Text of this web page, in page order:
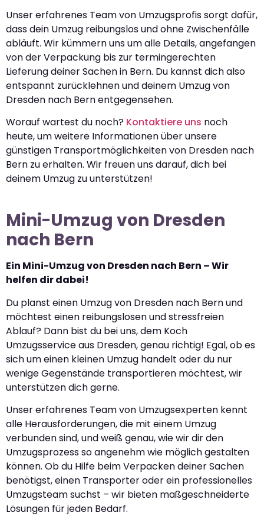
Unser erfahrenes Team von Umzugsprofis sorgt dafür,
dass dein Umzug reibungslos und ohne Zwischenfälle
abläuft. Wir kümmern uns um alle Details, angefangen
von der Verpackung bis zur termingerechten
Lieferung deiner Sachen in Bern. Du kannst dich also
entspannt zurücklehnen und deinem Umzug von
Dresden nach Bern entgegensehen.
Worauf wartest du noch? Kontaktiere uns noch
heute, um weitere Informationen über unsere
günstigen Transportmöglichkeiten von Dresden nach
Bern zu erhalten. Wir freuen uns darauf, dich bei
deinem Umzug zu unterstützen!
Mini-Umzug von Dresden
nach Bern
Ein Mini-Umzug von Dresden nach Bern – Wir
helfen dir dabei!
Du planst einen Umzug von Dresden nach Bern und
möchtest einen reibungslosen und stressfreien
Ablauf? Dann bist du bei uns, dem Koch
Umzugsservice aus Dresden, genau richtig! Egal, ob es
sich um einen kleinen Umzug handelt oder du nur
wenige Gegenstände transportieren möchtest, wir
unterstützen dich gerne.
Unser erfahrenes Team von Umzugsexperten kennt
alle Herausforderungen, die mit einem Umzug
verbunden sind, und weiß genau, wie wir dir den
Umzugsprozess so angenehm wie möglich gestalten
können. Ob du Hilfe beim Verpacken deiner Sachen
benötigst, einen Transporter oder ein professionelles
Umzugsteam suchst – wir bieten maßgeschneiderte
Lösungen für jeden Bedarf.